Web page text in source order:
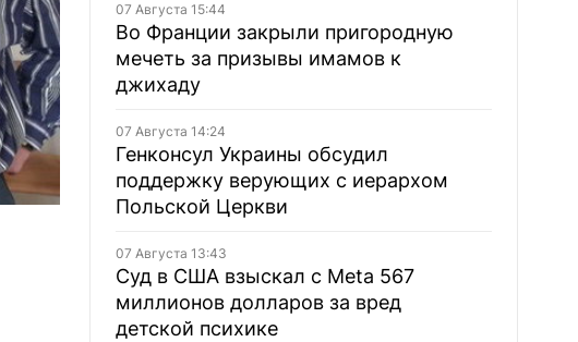
07 Августа 15:44
Во Франции закрыли пригородную
мечеть за призывы имамов к
джихаду
07 Августа 14:24
Генконсул Украины обсудил
поддержку верующих с иерархом
Польской Церкви
07 Августа 13:43
Суд в США взыскал с Meta 567
миллионов долларов за вред
детской психике